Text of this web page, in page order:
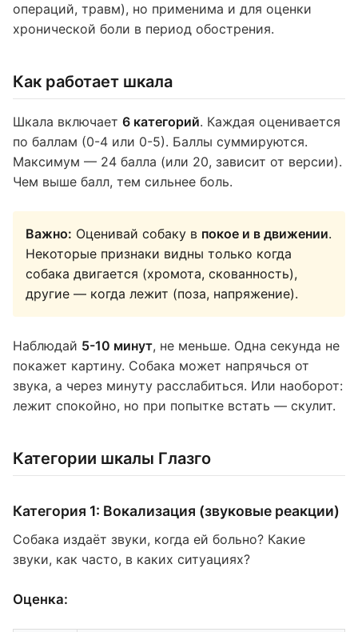
операций, травм), но применима и для оценки
хронической боли в период обострения.
Как работает шкала
Шкала включает 6 категорий. Каждая оценивается
по баллам (0-4 или 0-5). Баллы суммируются.
Максимум — 24 балла (или 20, зависит от версии).
Чем выше балл, тем сильнее боль.
Важно: Оценивай собаку в покое и в движении.
Некоторые признаки видны только когда
собака двигается (хромота, скованность),
другие — когда лежит (поза, напряжение).
Наблюдай 5-10 минут, не меньше. Одна секунда не
покажет картину. Собака может напрячься от
звука, а через минуту расслабиться. Или наоборот:
лежит спокойно, но при попытке встать — скулит.
Категории шкалы Глазго
Категория 1: Вокализация (звуковые реакции)
Собака издаёт звуки, когда ей больно? Какие
звуки, как часто, в каких ситуациях?
Оценка: